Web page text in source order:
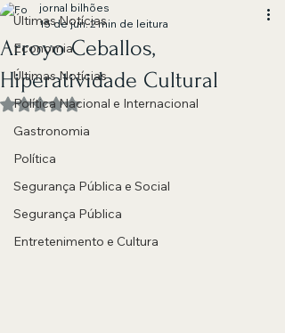
Últimas Notícias
Economia
Últimas Notícias
Política Nacional e Internacional
Gastronomia
Política
Segurança Pública e Social
Segurança Pública
Entretenimento e Cultura
Arroyo Ceballos,
Hiperatividade Cultural
jornal bilhões
15 de jun.2 min de leitura
Avaliado com NaN de 5 estrelas.